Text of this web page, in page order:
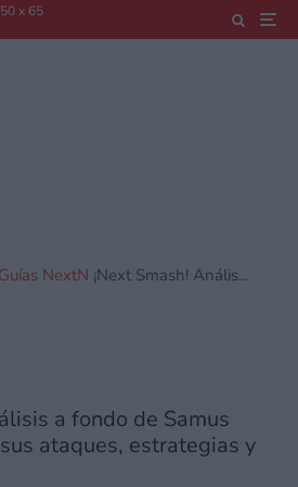
Guías NextN ¡Next Smash! Anális...
a fondo de Samus
ataques, estrategias y